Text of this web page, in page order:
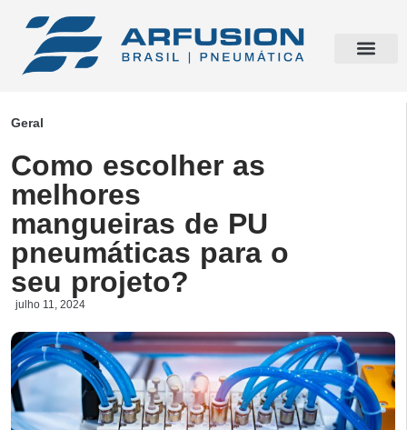
Geral
Como escolher as
melhores
mangueiras de PU
pneumáticas para o
seu projeto?
julho 11, 2024